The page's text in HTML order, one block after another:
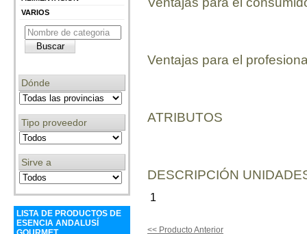
VARIOS
Dónde
Tipo proveedor
Sirve a
LISTA DE PRODUCTOS DE
ESENCIA ANDALUSÍ
Ventajas para el
ATRIBUTOS
DESCRIPCIÓN
1
<< Producto Anterior